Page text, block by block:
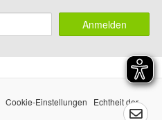
Anmelden
Cookie-Einstellungen
Echtheit der